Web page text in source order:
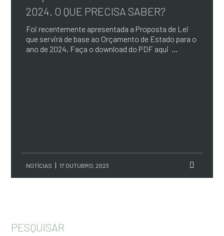
2024. O QUE PRECISA SABER?
Foi recentemente apresentada a Proposta de Lei
que servirá de base ao Orçamento de Estado para o
ano de 2024. Faça o download do PDF aqui ...
NOTÍCIAS 17 OUTUBRO, 2023
PESQUISAR